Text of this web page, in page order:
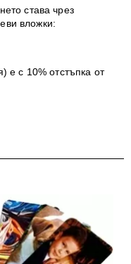
става чрез
вложки:
е с 10% отстъпка от